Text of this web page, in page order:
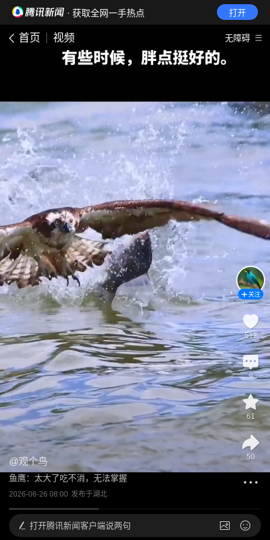
· 获取全网一手热点 打开
首页 视频 无障碍
@观个鸟
鱼鹰：太大了吃不消，无法掌握
2026-06-26 08:00 发布于湖北
关注
512
9
61
50
打开腾讯新闻客户端说两句